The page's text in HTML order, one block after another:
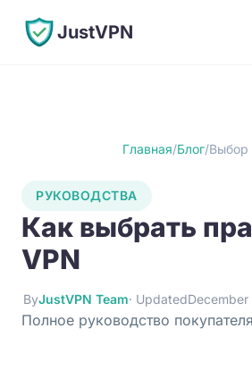
JustVPN
Главная/Блог/Выбор
РУКОВОДСТВА
Как выбрать
VPN
ByJustVPN Team· Updated
Полное руководство покупателя